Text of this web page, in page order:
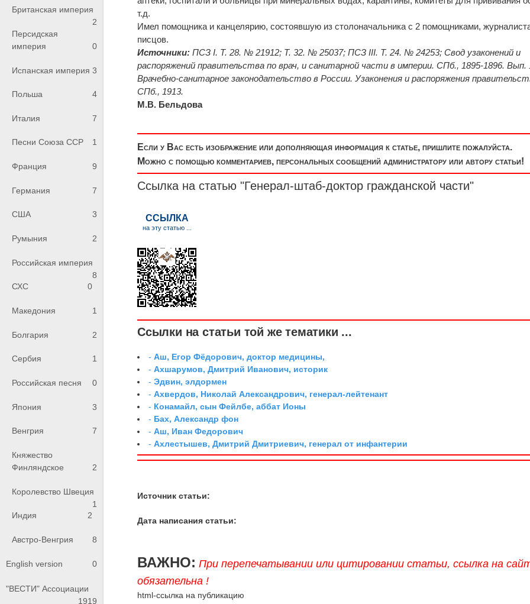
Британская империя
2
Персидская
империя
0
Испанская империя 3
Польша 4
Италия 7
Песни Союза ССР 1
Франция 9
Германия 7
США 3
Румыния 2
Российская империя
8
СХС
0
Македония 1
Болгария 2
Сербия 1
Российская песня 0
Япония 3
Венгрия 7
Княжество
Финляндское
2
Королевство Швеция
1
Индия
2
Австро-Венгрия 8
English version 0
"ВЕСТИ" Ассоциации
1919
т.д.
Имел помощника и канцелярию, состоявшую из столоначальника с 2 помощниками,
писцов.
Источники: ПСЗ I. Т. 28. № 21912; Т. 32. № 25037; ПСЗ III. Т. 24. № 24253; Свод узаконений и
распоряжений правительства по врач, и санитарной части в империи. СПб., 1895-1896. Вып.
Врачебно-санитарное законодательство в России. Узаконения и распоряжения
СПб., 1913.
М.В. Бельдова
Если у Вас есть изображение или дополняющая информация к статье, пришлите пожалуйста.
Можно с помощью комментариев, персональных сообщений администратору или автору статьи!
Ссылка на статью "Генерал-штаб-доктор гражданской части"
Ссылки на статьи той же тематики ...
-Аш, Егор Фёдорович, доктор медицины,
-Ахшарумов, Дмитрий Иванович, историк
-Эдвин, элдормен
-Ахвердов, Николай Александрович, генерал-лейтенант
- Конамайл, сын Фейлбе, аббат Ионы
- Бах, Александр фон
-Аш, Иван Федорович
-Ахлестышев, Дмитрий Дмитриевич, генерал от инфантерии
Источник статьи:
Дата написания статьи:
ВАЖНО: При перепечатывании или цитировании статьи, ссылка на
обязательна !
html-ссылка на публикацию